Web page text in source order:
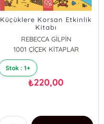
Küçüklere Korsan Etkinlik
Kitabı
REBECCA GİLPİN
1001 ÇİÇEK KİTAPLAR
Stok : 1+
₺220,00